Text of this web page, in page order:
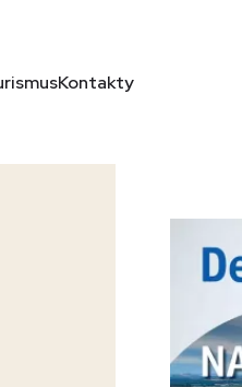
Kontakty